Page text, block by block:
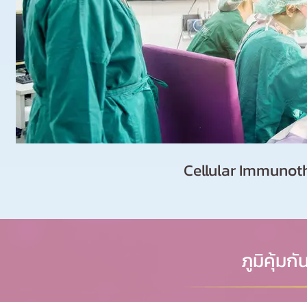
Cellular
ภูมิคุ้มกั